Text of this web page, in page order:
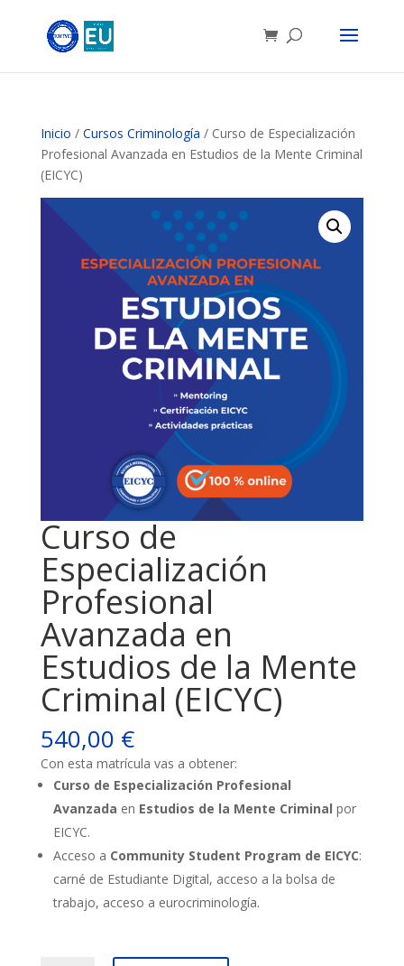
Inicio / Cursos Criminología / Curso de Especialización
Profesional Avanzada en Estudios de la Mente Criminal
(EICYC)
Curso de
Especialización
Profesional
Avanzada en
Estudios de la Mente
Criminal (EICYC)
540,00 €
Con esta matrícula vas a obtener:
Curso de Especialización Profesional
Avanzada en Estudios de la Mente Criminal por
EICYC.
Acceso a Community Student Program de EICYC:
carné de Estudiante Digital, acceso a la bolsa de
trabajo, acceso a eurocriminología.